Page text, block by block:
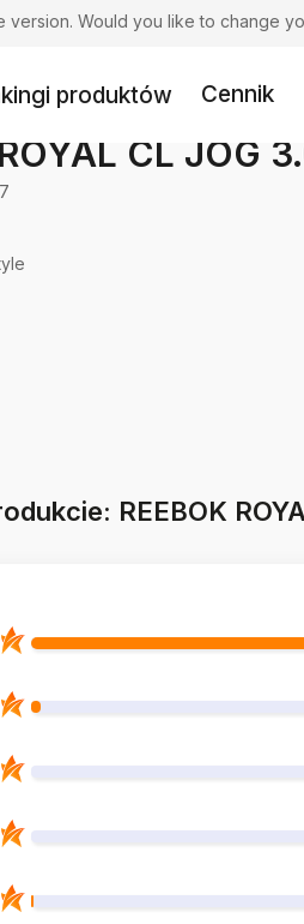
Would you like to change
produktów Cennik
CL JOG
REEBOK